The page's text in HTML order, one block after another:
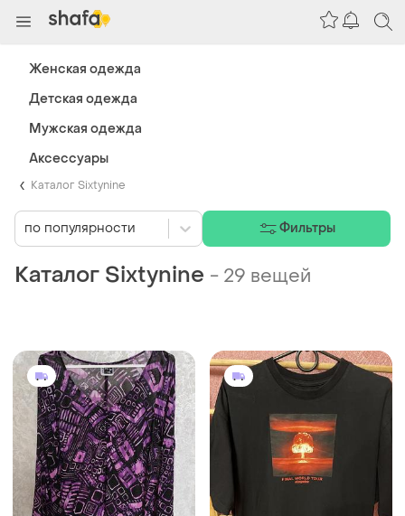
Каталог Sixtynine
Каталог Sixtynine - 29 вещей
по популярности Фильтры
Женская одежда
Детская одежда
Мужская одежда
Аксессуары